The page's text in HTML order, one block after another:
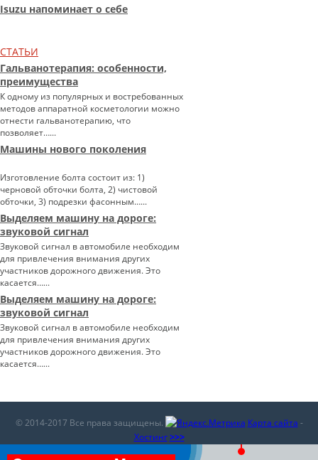
Isuzu напоминает о себе
СТАТЬИ
Гальванотерапия: особенности,
преимущества
К одному из популярных и востребованных
методов аппаратной косметологии можно
отнести гальванотерапию, что
позволяет…...
Машины нового поколения
Изготовление болта состоит из: 1)
черновой обточки болта, 2) чистовой
обточки, 3) подрезки фасонным…...
Выделяем машину на дороге:
звуковой сигнал
Звуковой сигнал в автомобиле необходим
для привлечения внимания других
участников дорожного движения. Это
касается…...
Выделяем машину на дороге:
звуковой сигнал
Звуковой сигнал в автомобиле необходим
для привлечения внимания других
участников дорожного движения. Это
касается…...
© 2014-2017 Все права защищены. Карта сайта -
Хостинг >>>